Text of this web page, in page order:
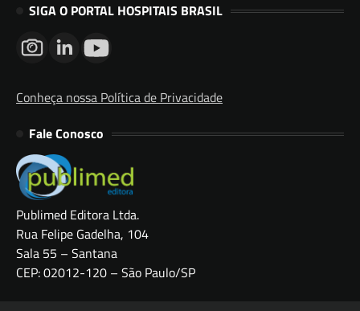
SIGA O PORTAL HOSPITAIS BRASIL
Conheça nossa Política de Privacidade
Fale Conosco
Publimed Editora Ltda.
Rua Felipe Gadelha, 104
Sala 55 – Santana
CEP: 02012-120 – São Paulo/SP